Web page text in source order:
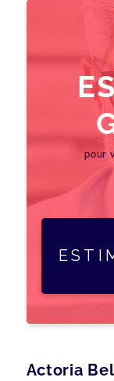
pour
Actoria